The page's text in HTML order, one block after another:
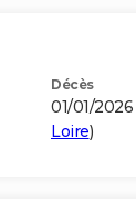
Décès
01/01/2026
Loire)